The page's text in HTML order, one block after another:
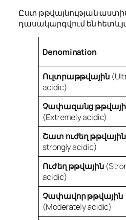
Ըստ թթվայնության
դասակարգվում են
Denomination
Ուլտրաթթվային
acidic)
Չափազանց
(Extremely acidic)
Շատ ուժեղ թթվային
strongly acidic)
Ուժեղ թթվային
acidic)
Չափավոր թթվային
(Moderately acidic)